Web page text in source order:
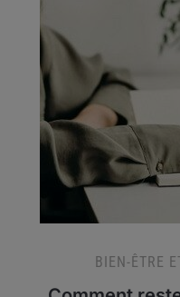
BIEN-ÊTRE